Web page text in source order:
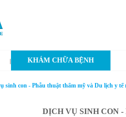
KHÁM CHỮA BỆNH
sinh con - Phẫu thuật thẩm mỹ và Du lịch y
DỊCH VỤ SINH CON